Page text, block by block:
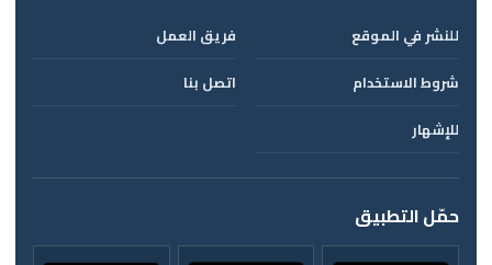
للنشر في الموقع
فريق العمل
شروط الاستخدام
اتصل بنا
للإشهار
حمّل التطبيق